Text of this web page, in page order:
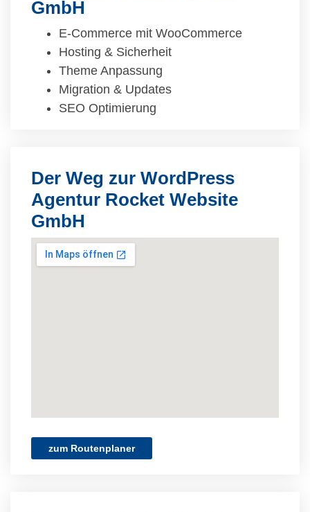
GmbH
E-Commerce mit WooCommerce
Hosting & Sicherheit
Theme Anpassung
Migration & Updates
SEO Optimierung
Der Weg zur WordPress
Agentur Rocket Website
GmbH
zum Routenplaner